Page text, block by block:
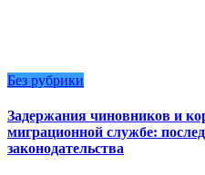
Без рубрики
Задержания чиновников и
миграционной службе:
законодательства